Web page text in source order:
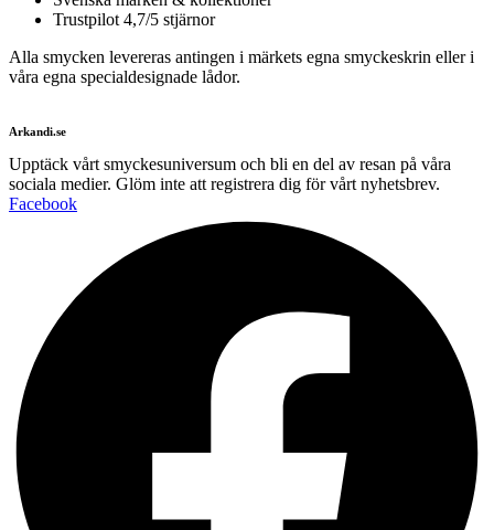
Trustpilot 4,7/5 stjärnor
Alla smycken levereras antingen i märkets egna smyckeskrin eller i
våra egna specialdesignade lådor.
Arkandi.se
Upptäck vårt smyckesuniversum och bli en del av resan på våra
sociala medier. Glöm inte att registrera dig för vårt nyhetsbrev.
Facebook